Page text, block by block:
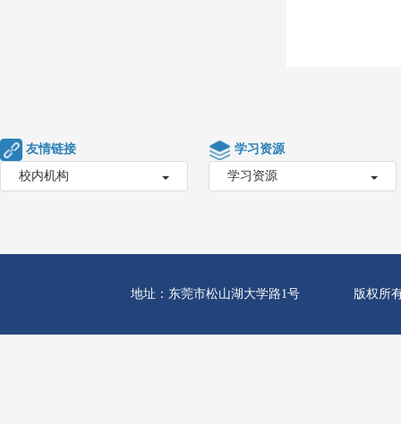
友情链接
校内机构
学习资源
学习资源
地址：东莞市松山湖大学路1号 版权所